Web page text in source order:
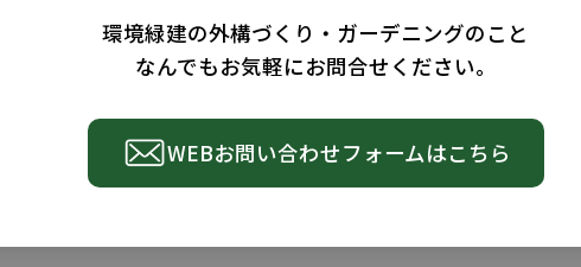
環境緑建の外構づくり・ガーデニングのこと
なんでもお気軽にお問合せください。
WEBお問い合わせフォームはこちら